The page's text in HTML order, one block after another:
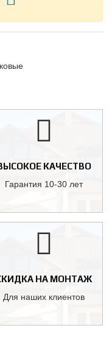
КАЧЕСТВО
Гарантия 10-30 лет
НА МОНТАЖ
Для наших клиентов